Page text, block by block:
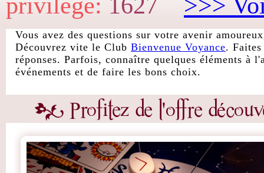
Vous avez des questions sur votre avenir
Découvrez vite le Club Bienvenue Voyance.
réponses. Parfois, connaître quelques éléments à
événements et de faire les bons choix.